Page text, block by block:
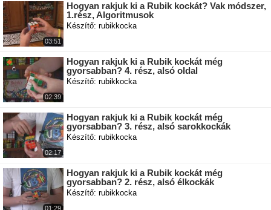
03:51
Hogyan rakjuk ki a Rubik kockát? Vak módszer,
1.rész, Algoritmusok
Készítő: rubikkocka
02:39
Hogyan rakjuk ki a Rubik kockát még
gyorsabban? 4. rész, alsó oldal
Készítő: rubikkocka
02:17
Hogyan rakjuk ki a Rubik kockát még
gyorsabban? 3. rész, alsó sarokkockák
Készítő: rubikkocka
01:29
Hogyan rakjuk ki a Rubik kockát még
gyorsabban? 2. rész, alsó élkockák
Készítő: rubikkocka